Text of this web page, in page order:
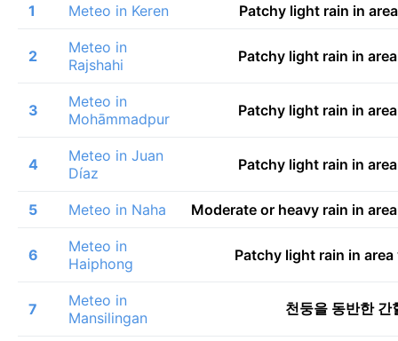
1 Meteo in Keren Patchy light rain in
2
Meteo in
Rajshahi
Patchy light rain in
3
Meteo in
Mohāmmadpur
Patchy light rain in
4
Meteo in Juan
Díaz
Patchy light rain in
5 Meteo in Naha Moderate or heavy rain in
6
Meteo in
Haiphong
Patchy light rain in
7
Meteo in
Mansilingan
천둥을 동반한